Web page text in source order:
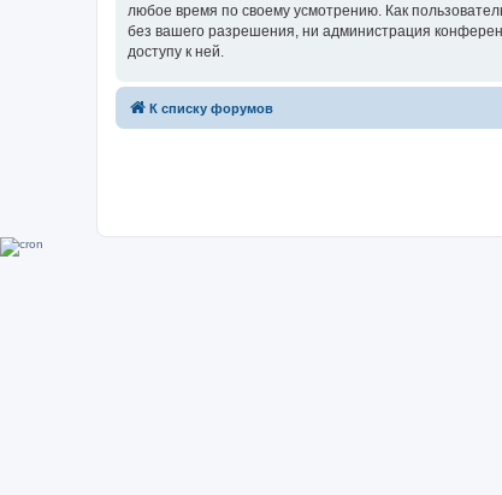
любое время по своему усмотрению. Как
без вашего разрешения, ни администрация
доступу к ней.
К списку форумов